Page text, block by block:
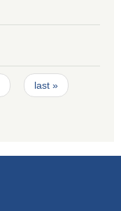
last »